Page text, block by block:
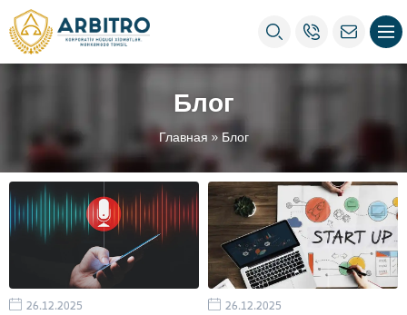
Блог
Главная » Блог
26.12.2025 26.12.2025